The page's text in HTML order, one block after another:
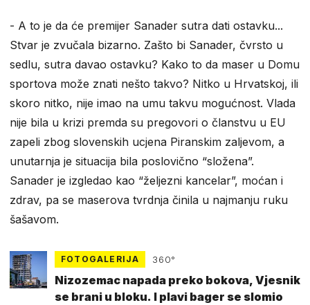
- A to je da će premijer Sanader sutra dati ostavku...
Stvar je zvučala bizarno. Zašto bi Sanader, čvrsto u
sedlu, sutra davao ostavku? Kako to da maser u Domu
sportova može znati nešto takvo? Nitko u Hrvatskoj, ili
skoro nitko, nije imao na umu takvu mogućnost. Vlada
nije bila u krizi premda su pregovori o članstvu u EU
zapeli zbog slovenskih ucjena Piranskim zaljevom, a
unutarnja je situacija bila poslovično “složena”.
Sanader je izgledao kao “željezni kancelar”, moćan i
zdrav, pa se maserova tvrdnja činila u najmanju ruku
šašavom.
FOTOGALERIJA 360°
Nizozemac napada preko bokova, Vjesnik
se brani u bloku. I plavi bager se slomio